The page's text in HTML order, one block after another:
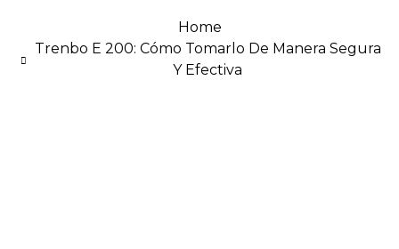
Home
Trenbo E 200: Cómo Tomarlo De Manera Segura
Y Efectiva